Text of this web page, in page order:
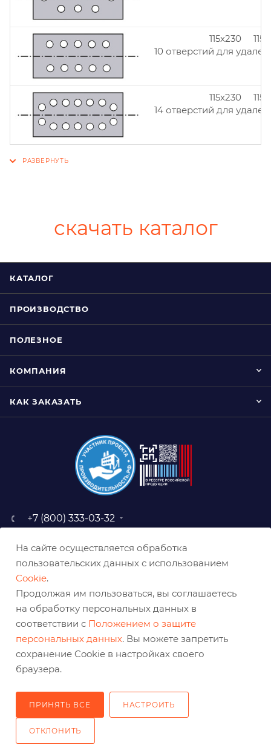
115x230
10 отверстий для
115x230
14 отверстий для
скачать каталог
КАТАЛОГ
ПРОИЗВОДСТВО
ПОЛЕЗНОЕ
КОМПАНИЯ
КАК ЗАКАЗАТЬ
+7 (800) 333-03-32
baz@belabraziv.ru
308009, Россия, г. Белгород,
На сайте осуществляется обработка
пользовательских данных с использованием
Cookie.
Продолжая им пользоваться, вы соглашаетесь
на обработку персональных данных в
соответствии с Положением о защите
персональных данных. Вы можете запретить
сохранение Cookie в настройках своего
браузера.
ПРИНЯТЬ ВСЕ НАСТРОИТЬ
ОТКЛОНИТЬ